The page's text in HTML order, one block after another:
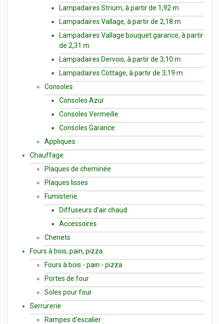
Lampadaires Strium, à partir de 1,92 m
Lampadaires Vallage, à partir de 2,18 m
Lampadaires Vallage bouquet garance, à partir
de 2,31 m
Lampadaires Dervois, à partir de 3,10 m
Lampadaires Cottage, à partir de 3,19 m
Consoles
Consoles Azur
Consoles Vermeille
Consoles Garance
Appliques
Chauffage
Plaques de cheminée
Plaques lisses
Fumisterie
Diffuseurs d'air chaud
Accessoires
Chenets
Fours à bois, pain, pizza
Fours à bois - pain - pizza
Portes de four
Soles pour four
Serrurerie
Rampes d'escalier